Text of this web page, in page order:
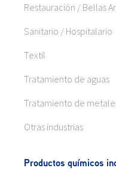
Restauración / Bellas
Sanitario / Hospitalario
Textil
Tratamiento de aguas
Tratamiento de
Otras industrias
Productos químicos